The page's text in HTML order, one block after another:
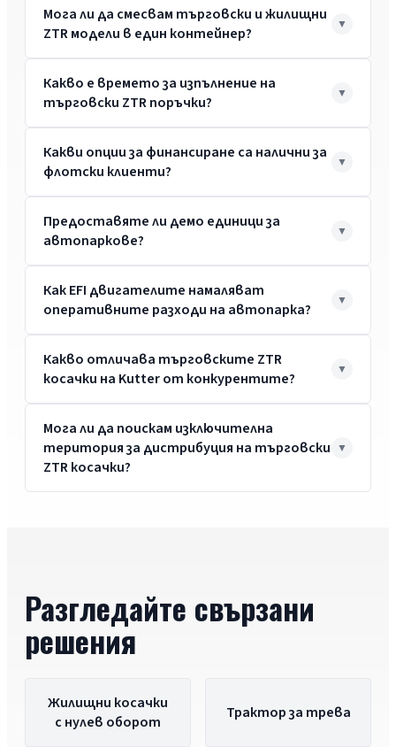
Мога ли да смесвам търговски и жилищни
ZTR модели в един контейнер?
Какво е времето за изпълнение на
търговски ZTR поръчки?
Какви опции за финансиране са налични за
флотски клиенти?
Предоставяте ли демо единици за
автопаркове?
Как EFI двигателите намаляват
оперативните разходи на автопарка?
Какво отличава търговските ZTR
косачки на Kutter от конкурентите?
Мога ли да поискам изключителна
територия за дистрибуция на търговски
ZTR косачки?
Разгледайте свързани
решения
Жилищни косачки
с нулев оборот
Трактор за трева